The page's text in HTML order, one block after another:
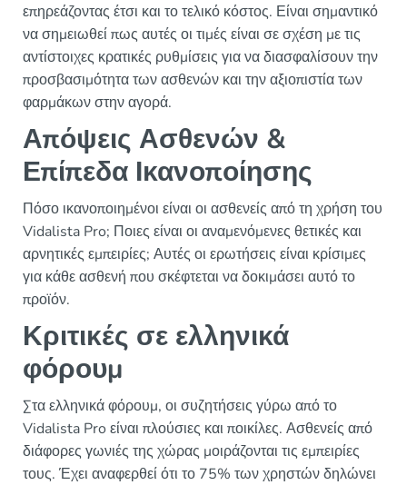
επηρεάζοντας έτσι και το τελικό κόστος. Είναι σημαντικό
να σημειωθεί πως αυτές οι τιμές είναι σε σχέση με τις
αντίστοιχες κρατικές ρυθμίσεις για να διασφαλίσουν την
προσβασιμότητα των ασθενών και την αξιοπιστία των
φαρμάκων στην αγορά.
Απόψεις Ασθενών &
Επίπεδα Ικανοποίησης
Πόσο ικανοποιημένοι είναι οι ασθενείς από τη χρήση του
Vidalista Pro; Ποιες είναι οι αναμενόμενες θετικές και
αρνητικές εμπειρίες; Αυτές οι ερωτήσεις είναι κρίσιμες
για κάθε ασθενή που σκέφτεται να δοκιμάσει αυτό το
προϊόν.
Κριτικές σε ελληνικά
φόρουμ
Στα ελληνικά φόρουμ, οι συζητήσεις γύρω από το
Vidalista Pro είναι πλούσιες και ποικίλες. Ασθενείς από
διάφορες γωνιές της χώρας μοιράζονται τις εμπειρίες
τους. Έχει αναφερθεί ότι το 75% των χρηστών δηλώνει